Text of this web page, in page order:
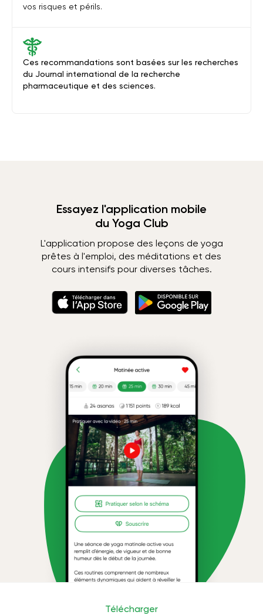
Ces recommandations sont basées sur les recherches
du Journal international de la recherche
pharmaceutique et des sciences.
vos risques et périls.
Essayez l'application mobile
du Yoga Club
L'application propose des leçons de yoga
prêtes à l'emploi, des méditations et des
cours intensifs pour diverses tâches.
Télécharger